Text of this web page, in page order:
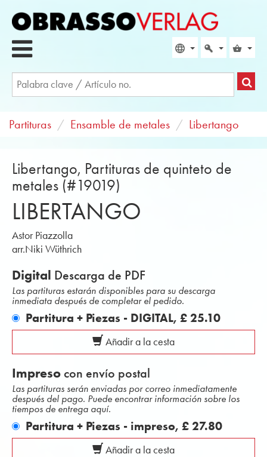
Partituras Ensamble de metales Libertango
Libertango, Partituras de quinteto de
metales (#19019)
LIBERTANGO
Astor Piazzolla
arr.Niki Wüthrich
Digital Descarga de PDF
Las partituras estarán disponibles para su descarga
inmediata después de completar el pedido.
Partitura + Piezas - DIGITAL, £ 25.10
Añadir a la cesta
Impreso con envío postal
Las partituras serán enviadas por correo inmediatamente
después del pago. Puede encontrar información sobre los
tiempos de entrega aquí.
Partitura + Piezas - impreso, £ 27.80
Añadir a la cesta